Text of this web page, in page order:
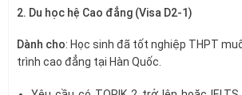
2. Du học hệ Cao đẳng (Visa D2-1)
Dành cho: Học sinh đã tốt nghiệp THPT
trình cao đẳng tại Hàn Quốc.